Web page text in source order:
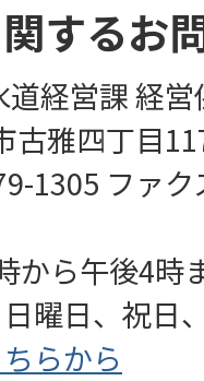
するお
経営課 経営
古雅四丁目
1305 ファ
から午後4時
曜日、祝日
らから